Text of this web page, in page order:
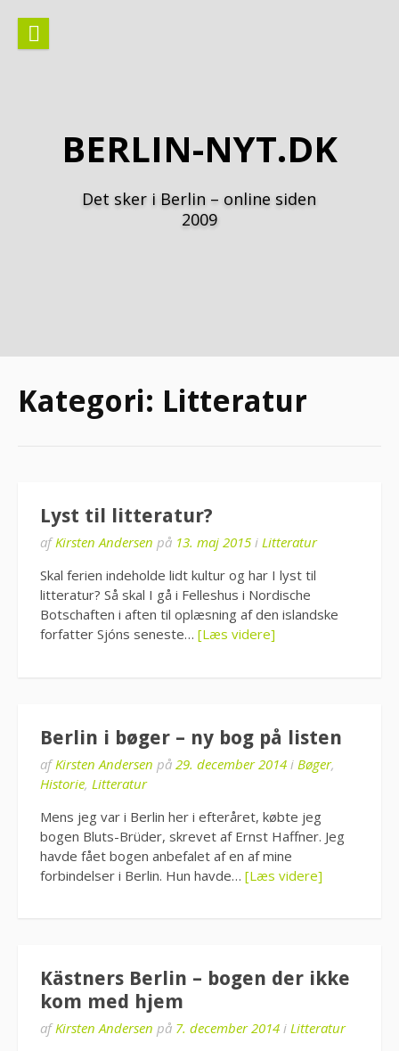
indhold
BERLIN-NYT.DK
Det sker i Berlin – online siden
2009
Kategori: Litteratur
Lyst til litteratur?
afKirsten Andersen på 13. maj 2015 i Litteratur
Skal ferien indeholde lidt kultur og har I lyst til
litteratur? Så skal I gå i Felleshus i Nordische
Botschaften i aften til oplæsning af den islandske
forfatter Sjóns seneste… [Læs videre]
Berlin i bøger – ny bog på listen
afKirsten Andersen på 29. december 2014 i Bøger,
Historie, Litteratur
Mens jeg var i Berlin her i efteråret, købte jeg
bogen Bluts-Brüder, skrevet af Ernst Haffner. Jeg
havde fået bogen anbefalet af en af mine
forbindelser i Berlin. Hun havde… [Læs videre]
Kästners Berlin – bogen der ikke
kom med hjem
afKirsten Andersen på 7. december 2014 i Litteratur